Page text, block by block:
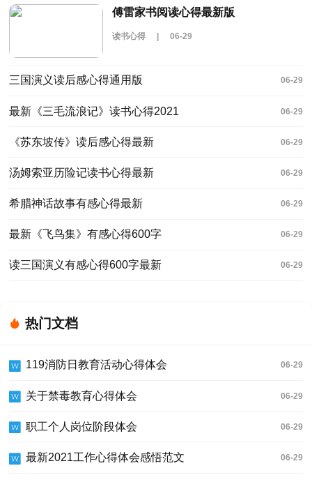
傅雷家书阅读心得最新版
读书心得 06-29
三国演义读后感心得通用版 06-29
最新《三毛流浪记》读书心得2021 06-29
《苏东坡传》读后感心得最新 06-29
汤姆索亚历险记读书心得最新 06-29
希腊神话故事有感心得最新 06-29
最新《飞鸟集》有感心得600字 06-29
读三国演义有感心得600字最新 06-29
热门文档
119消防日教育活动心得体会 06-29
关于禁毒教育心得体会 06-29
职工个人岗位阶段体会 06-29
最新2021工作心得体会感悟范文 06-29